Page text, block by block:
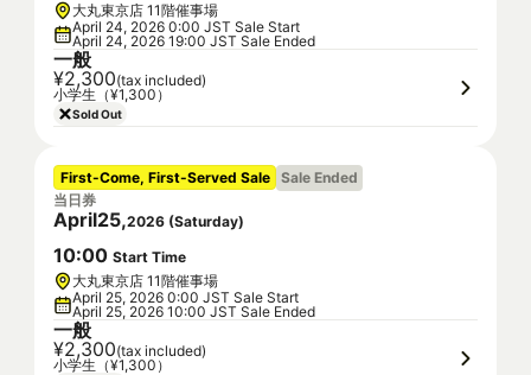
大丸東京店 11階催事場
April 24, 2026 0:00 JST Sale Start
April 24, 2026 19:00 JST Sale Ended
一般
¥2,300(tax included)
小学生（¥1,300）
Sold Out
First-Come, First-Served Sale Sale Ended
当日券
April25,2026 (Saturday)
10:00 Start Time
大丸東京店 11階催事場
April 25, 2026 0:00 JST Sale Start
April 25, 2026 10:00 JST Sale Ended
一般
¥2,300(tax included)
小学生（¥1,300）